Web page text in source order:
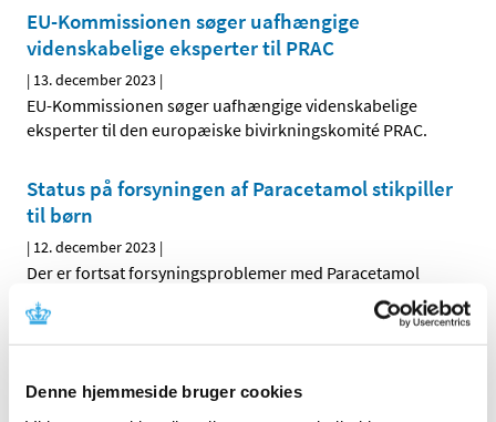
Denne hjemmeside bruger cookies
EU-Kommissionen søger uafhængige
videnskabelige eksperter til PRAC
| 13. december 2023 |
EU-Kommissionen søger uafhængige videnskabelige
eksperter til den europæiske bivirkningskomité PRAC.
Status på forsyningen af Paracetamol stikpiller
til børn
| 12. december 2023 |
Der er fortsat forsyningsproblemer med Paracetamol
stikpiller 125 mg til børn, og der har i pressen væ-ret…
cannabisslutprodukter og forbrug under
forsøgsordningen